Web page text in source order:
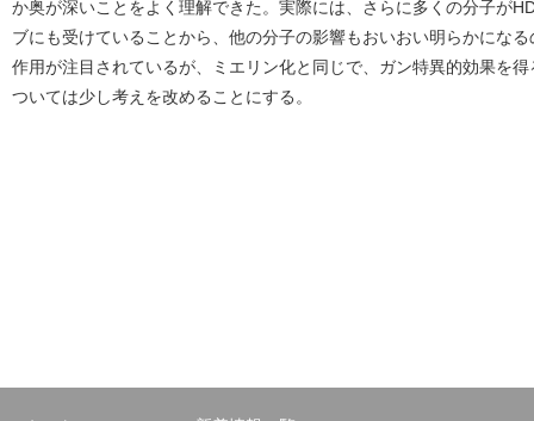
か奥が深いことをよく理解できた。実際には、さらに多くの分子が
ブにも受けていることから、他の分子の影響もおいおい明らかにな
作用が注目されているが、ミエリン化と同じで、ガン特異的効果を
ついては少し考えを改めることにする。